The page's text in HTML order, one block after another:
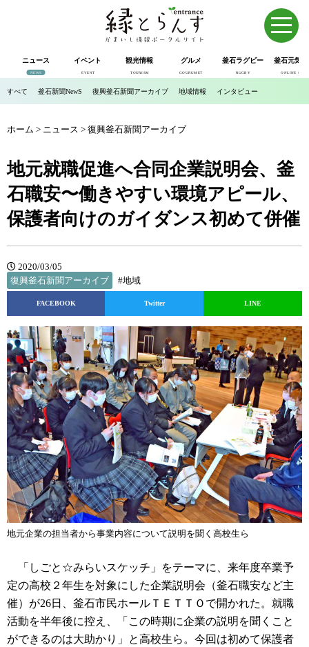
ニュース
NEWS
イベント
EVENT
観光情報
TOURISM
グルメ
GOURUMET
釜石ラグビー
RUGBY
釜石元気
ONLINE SHOP
すべて 釜石新聞NewS 復興釜石新聞アーカイブ 地域情報 インタビュー
ホーム > ニュース > 復興釜石新聞アーカイブ
地元就職促進へ合同企業説明会、釜
石職安〜働きやすい環境アピール、
保護者向けのガイダンス初めて併催
2020/03/05
復興釜石新聞アーカイブ
#地域
FACEBOOK Twitter LINE
地元企業の担当者から事業内容について説明を聞く高校生ら
「しごと☆みらいスケッチ」をテーマに、来年度卒業予
定の高校２年生を対象にした企業説明会（釜石職安など主
催）が26日、釜石市民ホールＴＥＴＴＯで開かれた。就職
活動を半年後に控え、「この時期に企業の説明を聞くこと
ができるのは大助かり」と高校生ら。今回は初めて保護者